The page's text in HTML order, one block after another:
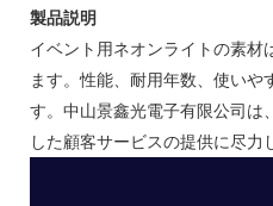
製品説明
イベント用ネオンライトの素材
ます。性能、耐用年数、使い
す。中山景鑫光電子有限公司は
した顧客サービスの提供に尽力